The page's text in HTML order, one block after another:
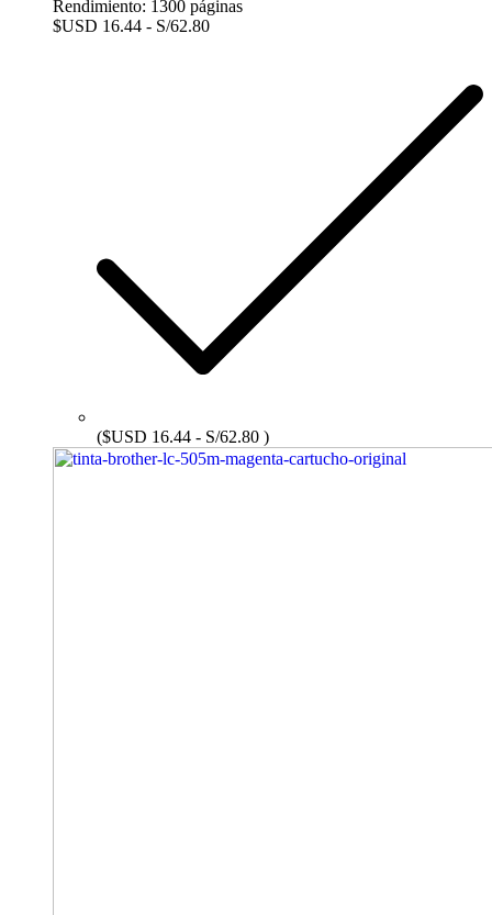
Rendimiento: 1300 páginas
$USD 16.44 - S/62.80
($USD 16.44 - S/62.80 )